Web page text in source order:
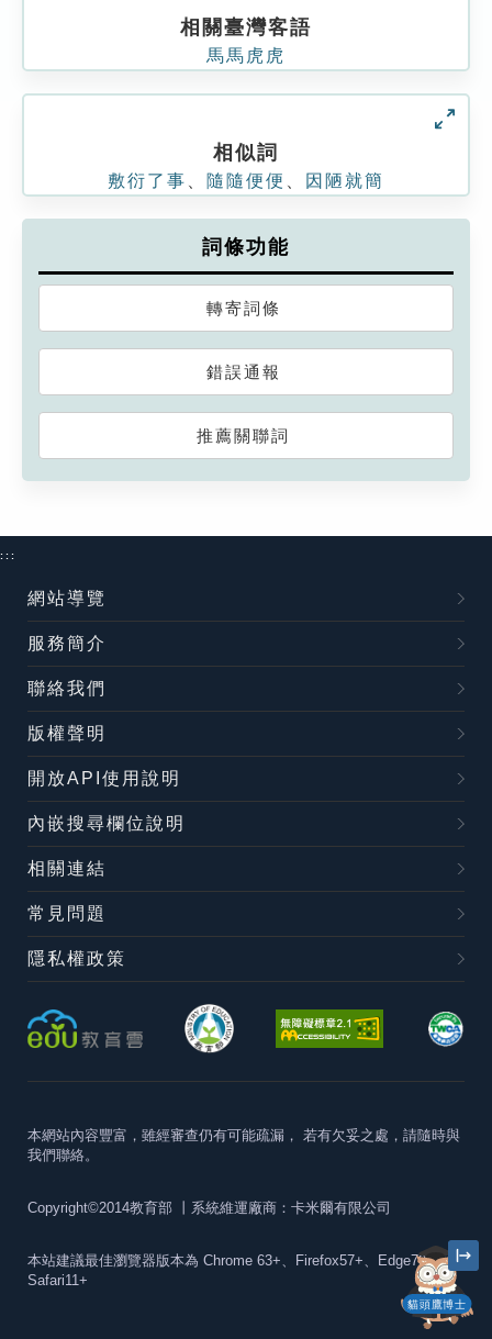
相關臺灣客語
馬馬虎虎
相似詞
敷衍了事 隨隨便便 因陋就簡
詞條功能
轉寄詞條
錯誤通報
推薦關聯詞
貓頭鷹博士
:::
網站導覽
服務簡介
聯絡我們
版權聲明
開放API使用說明
內嵌搜尋欄位說明
相關連結
常見問題
隱私權政策
本網站內容豐富，雖經審查仍有可能疏漏， 若有欠妥之處，請隨時與
我們聯絡。
Copyright©2014教育部 丨系統維運廠商：卡米爾有限公司
本站建議最佳瀏覽器版本為 Chrome 63+、Firefox57+、Edge79+及
Safari11+